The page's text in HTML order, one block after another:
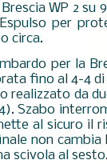
WP 2
per
circa.
per la
fino al 4-4
realizzato da
Szabo
al sicuro il
non
scivola al sesto.